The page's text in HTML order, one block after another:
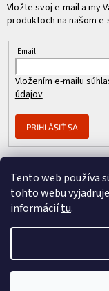
Tento web používa
tohto webu
informáciítu.
Vložte svoj e-mail a my
produktoch na našom
Email
Vložením e-mailu
údajov
PRIHLÁSIŤ SA
Vytvoril